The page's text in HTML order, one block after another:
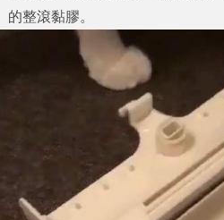
的整滾黏膠。